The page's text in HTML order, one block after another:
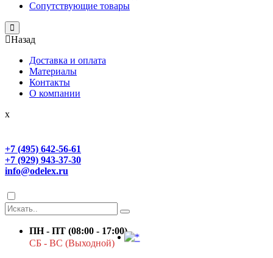
Сопутствующие товары
Close
Назад
Доставка и оплата
Материалы
Контакты
О компании
x
+7 (495) 642-56-61
+7 (929) 943-37-30
info@odelex.ru
ПН - ПТ (08:00 - 17:00)
СБ - ВС (Выходной)